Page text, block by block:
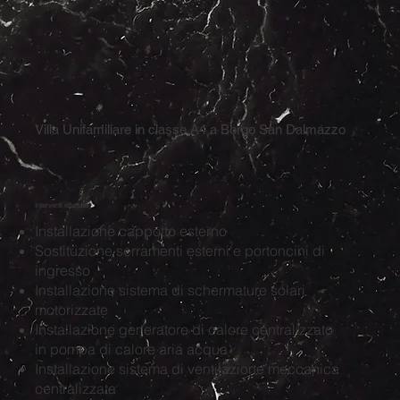
Villa Unifamiliare in classe A4 a Borgo San Dalmazzo
Interventi effettuati
Installazione cappotto esterno
Sostituzione serramenti esterni e portoncini di
ingresso
Installazione sistema di schermature solari
motorizzate
Installazione generatore di calore centralizzato
in pompa di calore aria acqua
Installazione sistema di ventilazione meccanica
centralizzata